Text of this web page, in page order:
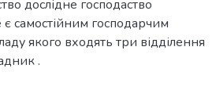
дослідне господаство
є самостійним господарчим
якого входять три відділення
.